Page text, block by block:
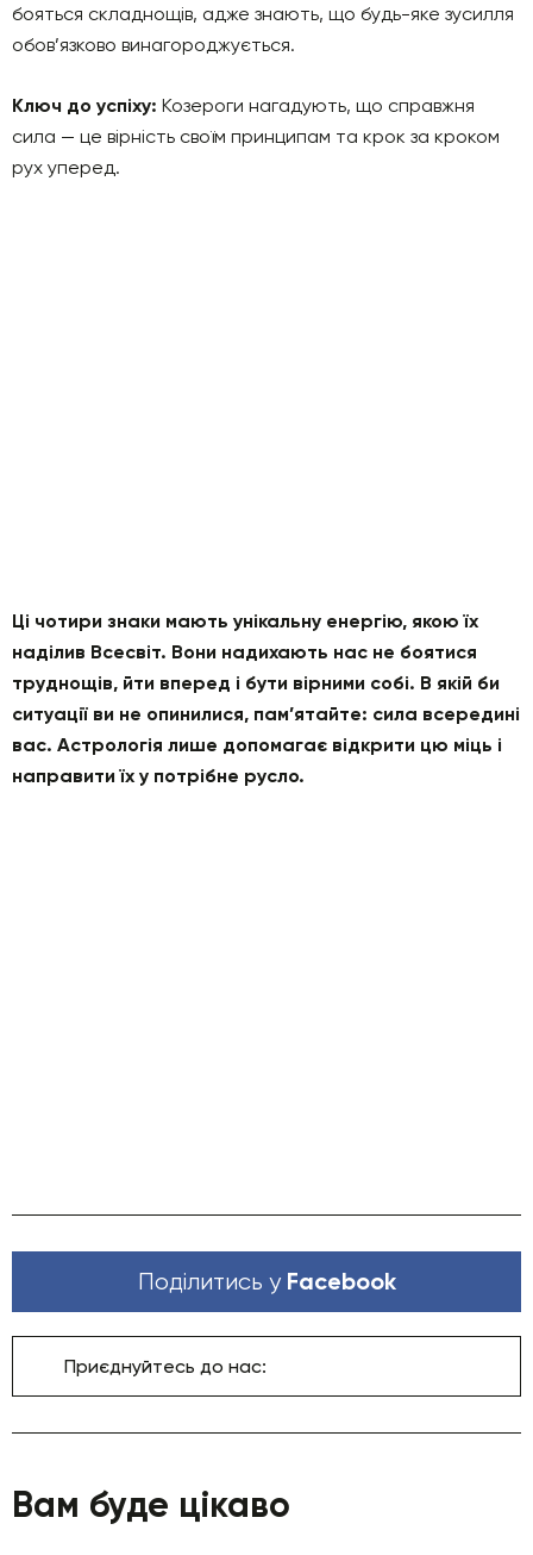
бояться складнощів, адже знають, що будь-яке зусилля
обов’язково винагороджується.
Ключ до успіху: Козероги нагадують, що справжня
сила — це вірність своїм принципам та крок за кроком
рух уперед.
Ці чотири знаки мають унікальну енергію, якою їх
наділив Всесвіт. Вони надихають нас не боятися
труднощів, йти вперед і бути вірними собі. В якій би
ситуації ви не опинилися, пам’ятайте: сила всередині
вас. Астрологія лише допомагає відкрити цю міць і
направити їх у потрібне русло.
Поділитись у Facebook
Приєднуйтесь до нас:
Вам буде цікаво